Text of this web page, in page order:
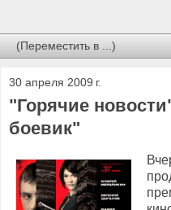
30 апреля 2009 г.
"Горячие
боевик"